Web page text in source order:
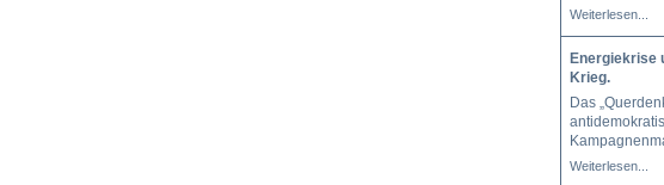
Weiterlesen...
Energiekrise
Krieg.
Das
Weiterlesen...